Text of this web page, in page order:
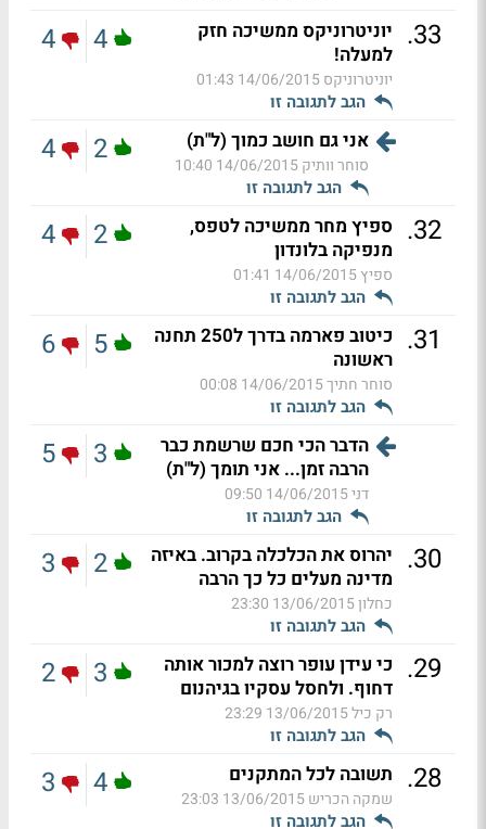
33
. יוניטרוניקס ממשיכה חזק
למעלה!
יוניטרוניקס14/06/2015 01:43
הגב לתגובה זו
4
4
אני גם חושב כמוך (ל"ת)
סוחר וותיק14/06/2015 10:40
הגב לתגובה זו
2
4
32
. ספיץ מחר ממשיכה לטפס,
מנפיקה בלונדון
ספיץ14/06/2015 01:41
הגב לתגובה זו
2
4
31
.
כיטוב פארמה בדרך ל250 תחנה
ראשונה
סוחר חתיך14/06/2015 00:08
הגב לתגובה זו
5
6
הדבר הכי חכם שרשמת כבר
הרבה זמן... אני תומך (ל"ת)
דני14/06/2015 09:50
הגב לתגובה זו
3
5
30
. יהרוס את הכלכלה בקרוב. באיזה
מדינה מעלים כל כך הרבה
כחלון13/06/2015 23:30
הגב לתגובה זו
2
3
29
. כי עידן עופר רוצה למכור אותה
דחוף. ולחסל עסקיו בגיהנום
רק כיל13/06/2015 23:29
הגב לתגובה זו
3
2
28
. תשובה לכל המתקנים
שמקה הכריש13/06/2015 23:03
הגב לתגובה זו
4
3